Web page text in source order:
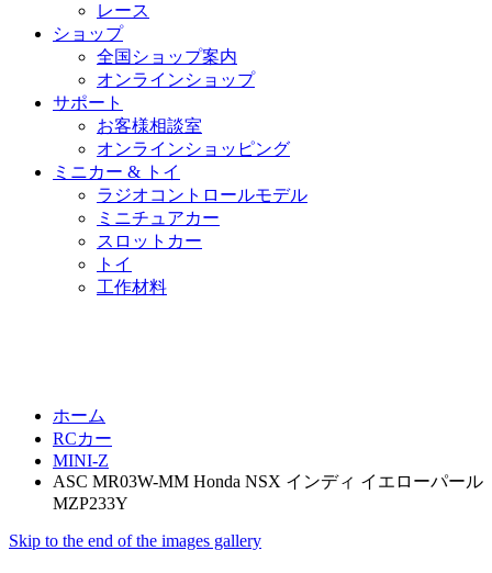
レース
ショップ
全国ショップ案内
オンラインショップ
サポート
お客様相談室
オンラインショッピング
ミニカー & トイ
ラジオコントロールモデル
ミニチュアカー
スロットカー
トイ
工作材料
ホーム
RCカー
MINI-Z
ASC MR03W-MM Honda NSX インディ イエローパール
MZP233Y
Skip to the end of the images gallery